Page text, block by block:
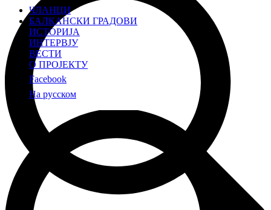
ЧЛАНЦИ
БАЛКАНСКИ ГРАДОВИ
ИСТОРИЈА
ИНТЕРВЈУ
ВЕСТИ
О ПРОЈЕКТУ
Facebook
На русском